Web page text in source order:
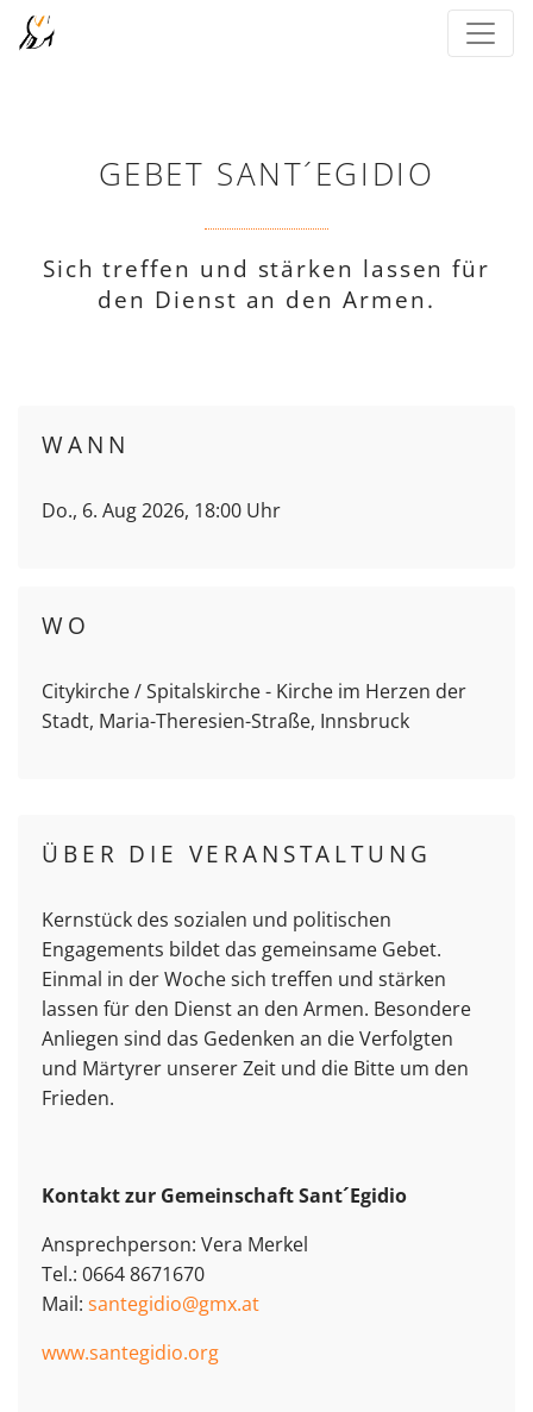
GEBET SANT´EGIDIO
Sich treffen und stärken lassen für
den Dienst an den Armen.
WANN
Do., 6. Aug 2026, 18:00 Uhr
WO
Citykirche / Spitalskirche - Kirche im Herzen der
Stadt, Maria-Theresien-Straße, Innsbruck
ÜBER DIE VERANSTALTUNG
Kernstück des sozialen und politischen
Engagements bildet das gemeinsame Gebet.
Einmal in der Woche sich treffen und stärken
lassen für den Dienst an den Armen. Besondere
Anliegen sind das Gedenken an die Verfolgten
und Märtyrer unserer Zeit und die Bitte um den
Frieden.
Kontakt zur Gemeinschaft Sant´Egidio
Ansprechperson: Vera Merkel
Tel.: 0664 8671670
Mail: santegidio@gmx.at
www.santegidio.org